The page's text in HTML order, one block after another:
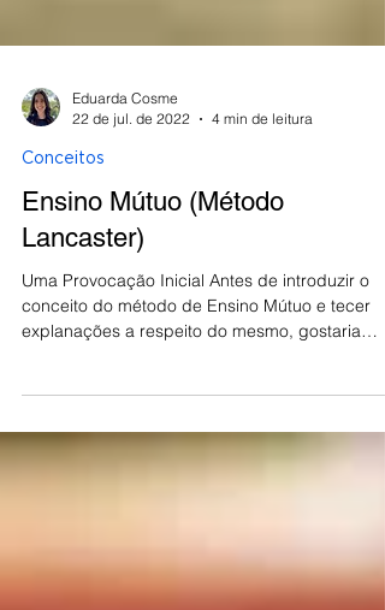
22 de jul. de 2022
4 min de leitura
Conceitos
Ensino Mútuo (Método
Lancaster)
conceito do método de Ensino Mútuo e tecer
que...